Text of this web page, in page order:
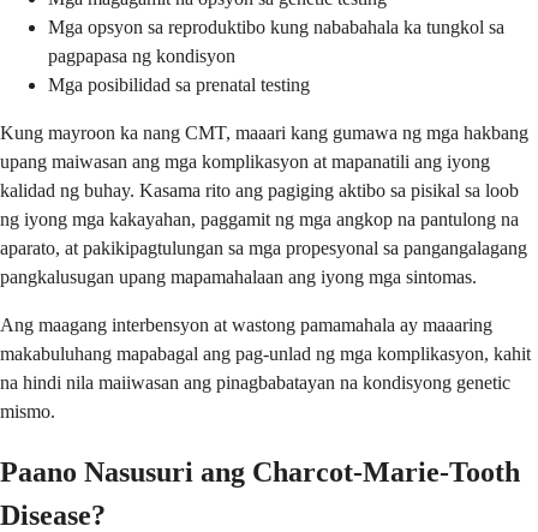
Mga opsyon sa reproduktibo kung nababahala ka tungkol sa
pagpapasa ng kondisyon
Mga posibilidad sa prenatal testing
Kung mayroon ka nang CMT, maaari kang gumawa ng mga hakbang
upang maiwasan ang mga komplikasyon at mapanatili ang iyong
kalidad ng buhay. Kasama rito ang pagiging aktibo sa pisikal sa loob
ng iyong mga kakayahan, paggamit ng mga angkop na pantulong na
aparato, at pakikipagtulungan sa mga propesyonal sa pangangalagang
pangkalusugan upang mapamahalaan ang iyong mga sintomas.
Ang maagang interbensyon at wastong pamamahala ay maaaring
makabuluhang mapabagal ang pag-unlad ng mga komplikasyon, kahit
na hindi nila maiiwasan ang pinagbabatayan na kondisyong genetic
mismo.
Paano Nasusuri ang Charcot-Marie-Tooth
Disease?